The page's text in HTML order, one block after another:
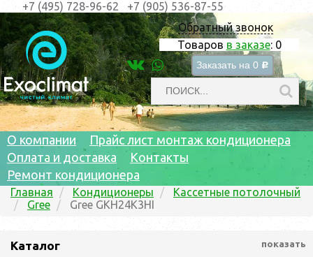
Обратный звонок
Товаров в заказе: 0
Заказать на 0 c
+7 (495) 728-96-62 +7 (905) 536-87-55
О компании
Прайс лист монтаж кондиционера
Оплата и доставка
Контакты
Ремонт кондиционера
Главная Кондиционеры
Кассетные потолочный
Gree
Gree GKH24K3HI
Каталог показать